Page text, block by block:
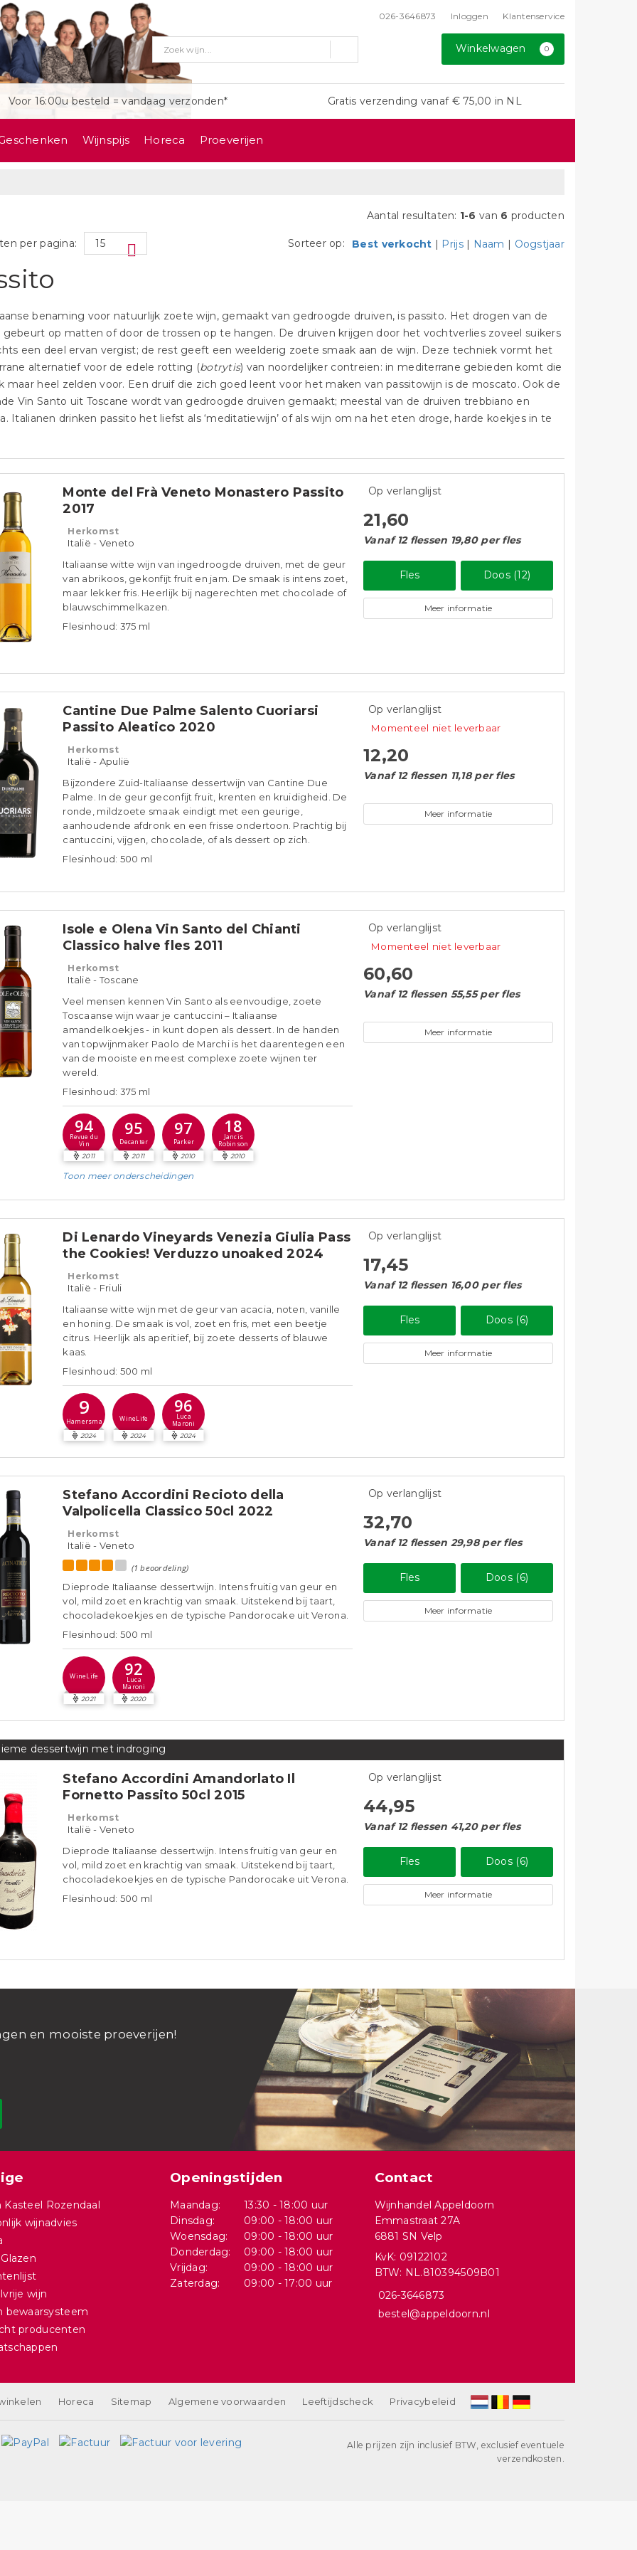
026-3646873 Inloggen Klantenservice
Winkelwagen 0
Voor 16:00u besteld = vandaag verzonden* Gratis verzending vanaf € 75,00 in NL
Wijnspijs Horeca Proeverijen
Aantal resultaten: 1-6 van 6 producten
per pagina: Sorteer op: Best verkocht | Prijs | Naam | Oogstjaar
benaming voor natuurlijk zoete wijn, gemaakt van gedroogde druiven, is passito. Het drogen van de
gebeurt op matten of door de trossen op te hangen. De druiven krijgen door het vochtverlies zoveel suikers
een deel ervan vergist; de rest geeft een weelderig zoete smaak aan de wijn. Deze techniek vormt het
alternatief voor de edele rotting (botrytis) van noordelijker contreien: in mediterrane gebieden komt die
maar heel zelden voor. Een druif die zich goed leent voor het maken van passitowijn is de moscato. Ook de
Vin Santo uit Toscane wordt van gedroogde druiven gemaakt; meestal van de druiven trebbiano en
Italianen drinken passito het liefst als ‘meditatiewijn’ of als wijn om na het eten droge, harde koekjes in te
Monte del Frà Veneto Monastero Passito
2017
Herkomst
Italië - Veneto
Italiaanse witte wijn van ingedroogde druiven, met de geur
van abrikoos, gekonfijt fruit en jam. De smaak is intens zoet,
maar lekker fris. Heerlijk bij nagerechten met chocolade of
blauwschimmelkazen.
Flesinhoud: 375 ml
Op verlanglijst
21,60
Vanaf 12 flessen 19,80 per fles
Fles Doos (12)
Meer informatie
Cantine Due Palme Salento Cuoriarsi
Passito Aleatico 2020
Herkomst
Italië - Apulië
Bijzondere Zuid-Italiaanse dessertwijn van Cantine Due
Palme. In de geur geconfijt fruit, krenten en kruidigheid. De
ronde, mildzoete smaak eindigt met een geurige,
aanhoudende afdronk en een frisse ondertoon. Prachtig bij
cantuccini, vijgen, chocolade, of als dessert op zich.
Flesinhoud: 500 ml
Op verlanglijst
Momenteel niet leverbaar
12,20
Vanaf 12 flessen 11,18 per fles
Meer informatie
Isole e Olena Vin Santo del Chianti
Classico halve fles 2011
Herkomst
Italië - Toscane
Veel mensen kennen Vin Santo als eenvoudige, zoete
Toscaanse wijn waar je cantuccini – Italiaanse
amandelkoekjes - in kunt dopen als dessert. In de handen
van topwijnmaker Paolo de Marchi is het daarentegen een
van de mooiste en meest complexe zoete wijnen ter
wereld.
Flesinhoud: 375 ml
94
Revue du
Vin
2011
95
Decanter
2011
97
Parker
2010
18
Jancis
Robinson
2010
Toon meeronderscheidingen
Op verlanglijst
Momenteel niet leverbaar
60,60
Vanaf 12 flessen 55,55 per fles
Meer informatie
Di Lenardo Vineyards Venezia Giulia Pass
the Cookies! Verduzzo unoaked 2024
Herkomst
Italië - Friuli
Italiaanse witte wijn met de geur van acacia, noten, vanille
en honing. De smaak is vol, zoet en fris, met een beetje
citrus. Heerlijk als aperitief, bij zoete desserts of blauwe
kaas.
Flesinhoud: 500 ml
9
Hamersma
2024
WineLife
2024
96
Luca
Maroni
2024
Op verlanglijst
17,45
Vanaf 12 flessen 16,00 per fles
Fles Doos (6)
Meer informatie
Stefano Accordini Recioto della
Valpolicella Classico 50cl 2022
Herkomst
Italië - Veneto
(1 beoordeling)
Dieprode Italiaanse dessertwijn. Intens fruitig van geur en
vol, mild zoet en krachtig van smaak. Uitstekend bij taart,
chocoladekoekjes en de typische Pandorocake uit Verona.
Flesinhoud: 500 ml
WineLife
2021
92
Luca
Maroni
2020
Op verlanglijst
32,70
Vanaf 12 flessen 29,98 per fles
Fles Doos (6)
Meer informatie
dessertwijn met indroging
Stefano Accordini Amandorlato Il
Fornetto Passito 50cl 2015
Herkomst
Italië - Veneto
Dieprode Italiaanse dessertwijn. Intens fruitig van geur en
vol, mild zoet en krachtig van smaak. Uitstekend bij taart,
chocoladekoekjes en de typische Pandorocake uit Verona.
Flesinhoud: 500 ml
Op verlanglijst
44,95
Vanaf 12 flessen 41,20 per fles
Fles Doos (6)
Meer informatie
en mooiste proeverijen!
Kasteel Rozendaal
wijnadvies
wijn
bewaarsysteem
producenten
Openingstijden
Maandag:
13:30 - 18:00 uur
Dinsdag:
09:00 - 18:00 uur
Woensdag:
09:00 - 18:00 uur
Donderdag:
09:00 - 18:00 uur
Vrijdag:
09:00 - 18:00 uur
Zaterdag:
09:00 - 17:00 uur
Contact
Wijnhandel Appeldoorn
Emmastraat 27A
6881 SN Velp
KvK: 09122102
BTW: NL.810394509B01
026-3646873
bestel@appeldoorn.nl
Horeca Sitemap Algemene voorwaarden Leeftijdscheck Privacybeleid
Alle prijzen zijn inclusief BTW, exclusief eventuele
verzendkosten.